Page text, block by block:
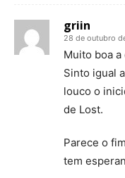
griin
28 de outubro
Muito boa
Sinto igual
louco o
de Lost.
Parece o
tem